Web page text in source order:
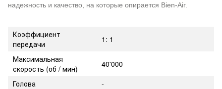
надежность и качество, на которые опирается Bien-Air.
Коэффициент
передачи
1: 1
Максимальная
скорость (об / мин)
40'000
Голова
-